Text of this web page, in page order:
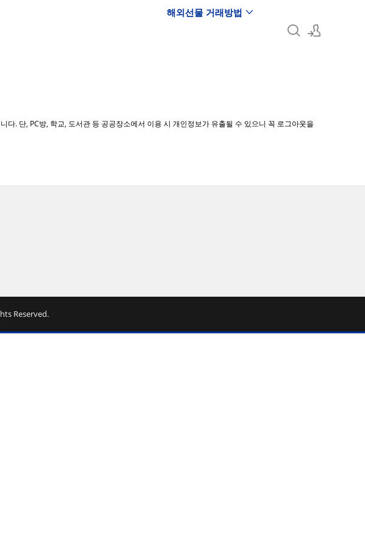
해외선물 거래방법
. 단, PC방, 학교, 도서관 등 공공장소에서 이용 시 개인정보가 유출될 수 있으니 꼭 로그아웃을
Reserved.